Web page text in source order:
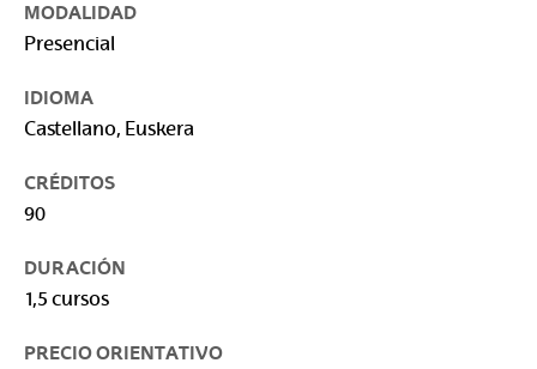
MODALIDAD
Presencial
IDIOMA
Castellano, Euskera
CRÉDITOS
90
DURACIÓN
1,5 cursos
PRECIO ORIENTATIVO